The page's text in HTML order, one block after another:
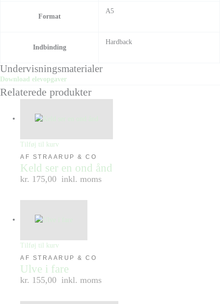
Format
A5
Indbinding
Hardback
Undervisningsmaterialer
Download elevopgaver
Relaterede produkter
Tilføj til kurv
AF STRAARUP & CO
Keld ser en ond ånd
kr. 175,00 inkl. moms
Tilføj til kurv
AF STRAARUP & CO
Ulve i fare
kr. 155,00 inkl. moms